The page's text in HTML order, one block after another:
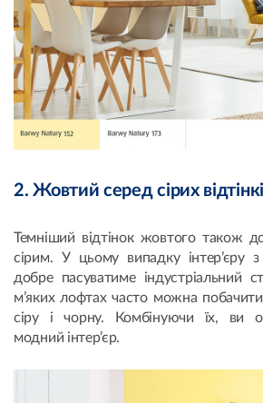
2. Жовтий серед сірих
Темніший відтінок жовтого також
сірим. У цьому випадку інтер’єру
добре пасуватиме індустріальний
м’яких лофтах часто можна
сіру і чорну. Комбінуючи їх, ви
модний інтер’єр.